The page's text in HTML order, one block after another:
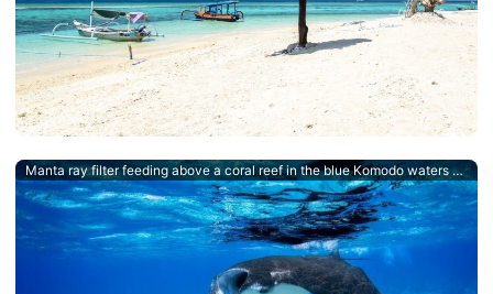
Manta ray filter feeding above a coral reef in the blue Komodo waters - an Indonesian Dive Destination